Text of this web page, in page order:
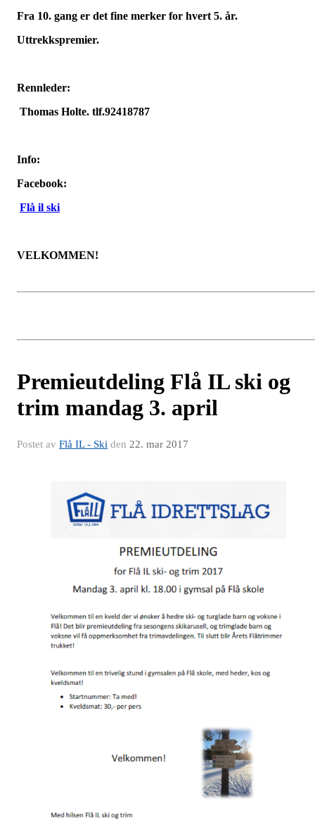
Fra 10. gang er det fine merker for hvert 5. år.
Uttrekkspremier.
Rennleder:
Thomas Holte. tlf.92418787
Info:
Facebook:
Flå il ski
VELKOMMEN!
Premieutdeling Flå IL ski og
trim mandag 3. april
Postet av Flå IL - Ski den 22. mar 2017